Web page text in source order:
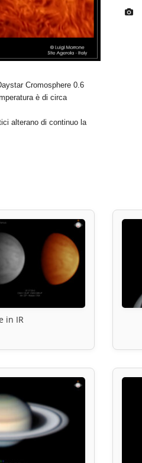
Cromosphere 0.6
è di circa
alterano di continuo la
in IR